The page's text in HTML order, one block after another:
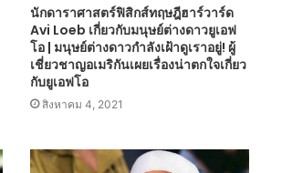
นักดาราศาสตร์ฟิสิกส์ทฤษฎีฮาร์วาร์ด
Avi Loeb เกี่ยวกับมนุษย์ต่างดาวยูเอฟ
โอ | มนุษย์ต่างดาวกำลังเฝ้าดูเราอยู่! ผู้
เชี่ยวชาญอเมริกันเผยเรื่องน่าตกใจเกี่ยว
กับยูเอฟโอ
สิงหาคม 4, 2021